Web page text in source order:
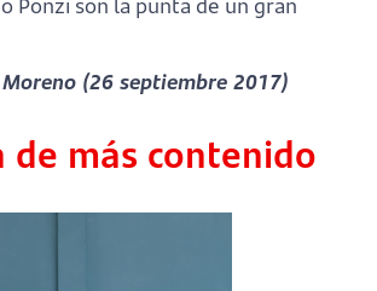
(26 septiembre 2017)
de más contenido